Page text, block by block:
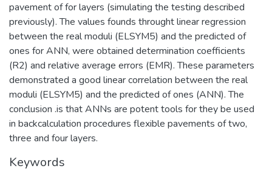
pavement of for layers (simulating the testing described
previously). The values founds throught linear regression
between the real moduli (ELSYM5) and the predicted of
ones for ANN, were obtained determination coefficients
(R2) and relative average errors (EMR). These parameters
demonstrated a good linear correlation between the real
moduli (ELSYM5) and the predicted of ones (ANN). The
conclusion .is that ANNs are potent tools for they be used
in backcalculation procedures flexible pavements of two,
three and four layers.
Keywords